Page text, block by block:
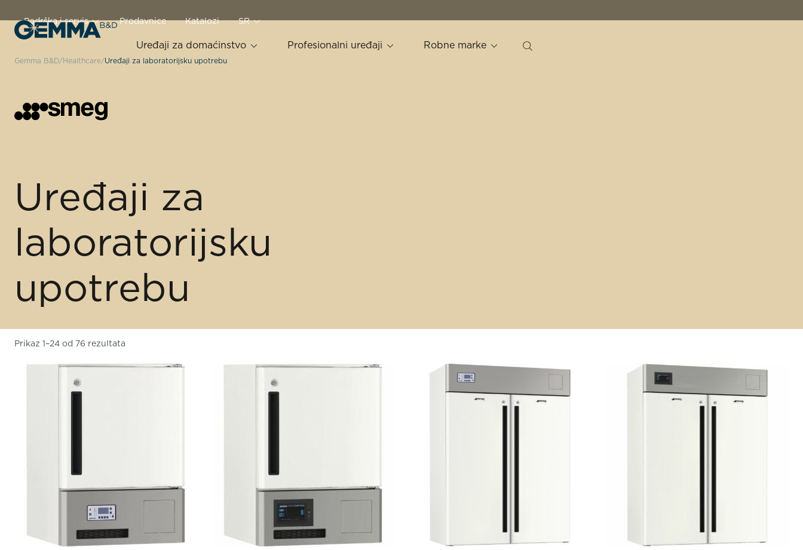
Uređaji za domaćinstvo Profesionalni uređaji Robne marke
Podrška i servis Prodavnice Katalozi SR
Gemma B&D Healthcare Uređaji za laboratorijsku upotrebu
Uređaji za
laboratorijsku
upotrebu
Prikaz 1–24 od 76 rezultata